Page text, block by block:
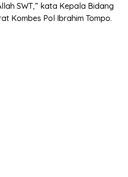
SWT,” kata Kepala Bidang
Kombes Pol Ibrahim Tompo.